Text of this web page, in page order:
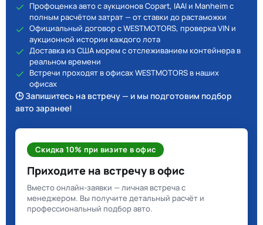
Профоценка авто с аукционов Copart, IAAI и Manheim с
полным расчётом затрат — от ставки до растаможки
Официальный договор с WESTMOTORS, проверка VIN и
аукционной истории каждого лота
Доставка из США морем с отслеживанием контейнера в
реальном времени
Встречи проходят в офисах WESTMOTORS в наших
офисах
🕒 Запишитесь на встречу — и мы подготовим подбор
авто заранее!
Скидка 10% при визите в офис
Приходите на встречу в офис
Вместо онлайн-заявки — личная встреча с
менеджером. Вы получите детальный расчёт и
профессиональный подбор авто.